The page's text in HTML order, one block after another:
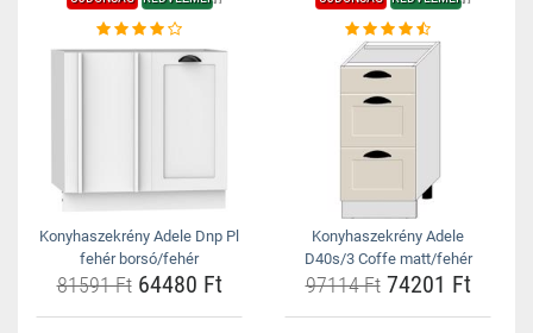
Konyhaszekrény Adele Dnp Pl
fehér borsó/fehér
81591 Ft64480 Ft
Konyhaszekrény Adele
D40s/3 Coffe matt/fehér
97114 Ft74201 Ft